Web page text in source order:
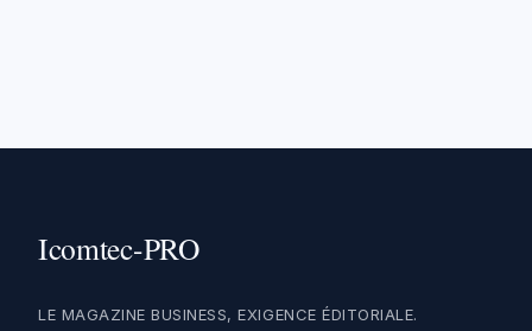
LE MAGAZINE BUSINESS, EXIGENCE ÉDITORIALE.